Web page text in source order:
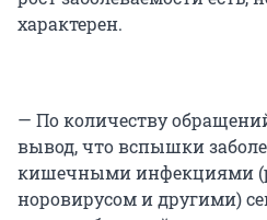
характерен.
— По количеству
вывод, что вспышки
кишечными инфекциями
норовирусом и другими)